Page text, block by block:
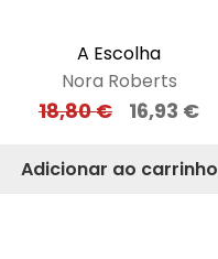
A Escolha
Nora Roberts
18,80€ 16,93 €
Adicionar ao carrinho